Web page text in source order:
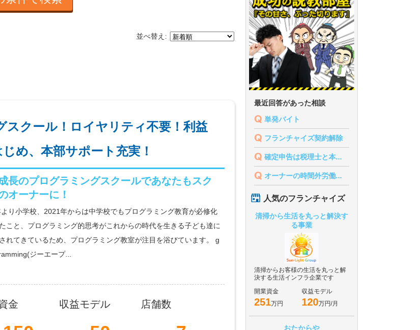
最近回答があった相談
単発バイト
フランチャイズ契約解除
確定申告は税理士と本...
オーナーの時間外労働...
人気のフランチャイズ
清掃から生活を丸っと解決す
る事業
清掃からお客様の生活を丸っと解
決する生活インフラ企業です
開業資金
251万円
収益モデル
120万円/月
おたからや
並べ替え:
クール！ロイヤリティ不要！利益
め、本部サポート充実！
長のプログラミングスクールであなたもスク
オーナーに！
り小学校、2021年からは中学校でもプログラミング教育が必修化
こと、プログラミング的思考がこれからの時代を生きる子ども達に
れてきているため、プログラミング教室が注目を浴びています。 g
ジーエープ...
金 収益モデル 店舗数